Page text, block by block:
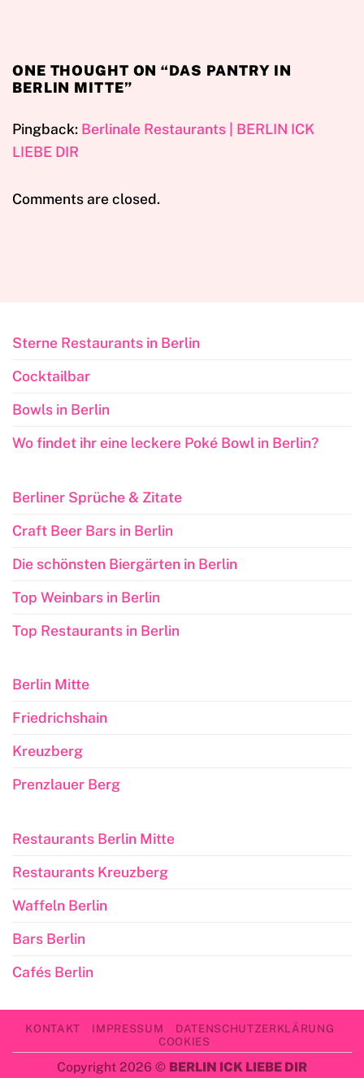
ONE THOUGHT ON “DAS PANTRY IN
BERLIN MITTE”
Pingback: Berlinale Restaurants | BERLIN ICK
LIEBE DIR
Comments are closed.
Sterne Restaurants in Berlin
Cocktailbar
Bowls in Berlin
Wo findet ihr eine leckere Poké Bowl in Berlin?
Berliner Sprüche & Zitate
Craft Beer Bars in Berlin
Die schönsten Biergärten in Berlin
Top Weinbars in Berlin
Top Restaurants in Berlin
Berlin Mitte
Friedrichshain
Kreuzberg
Prenzlauer Berg
Restaurants Berlin Mitte
Restaurants Kreuzberg
Waffeln Berlin
Bars Berlin
Cafés Berlin
KONTAKT IMPRESSUM
DATENSCHUTZERKLÄRUNG
COOKIES
Copyright 2026 © BERLIN ICK LIEBE DIR